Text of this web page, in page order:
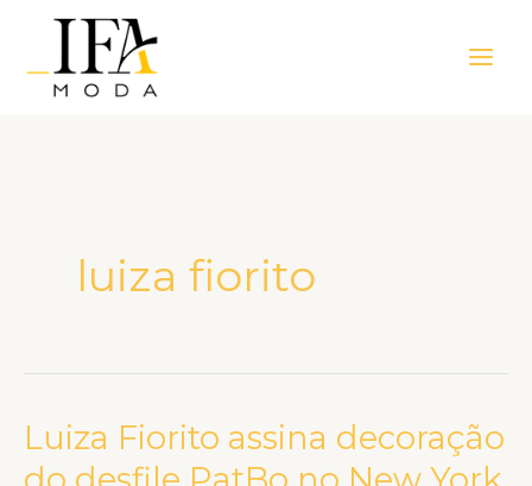
Menu
luiza fiorito
Luiza Fiorito assina decoração
Luiza
Fiorito